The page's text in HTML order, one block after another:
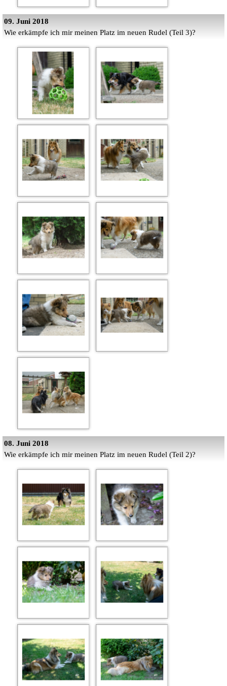
09. Juni 2018
Wie erkämpfe ich mir meinen Platz im neuen Rudel (Teil 3)?
08. Juni 2018
Wie erkämpfe ich mir meinen Platz im neuen Rudel (Teil 2)?